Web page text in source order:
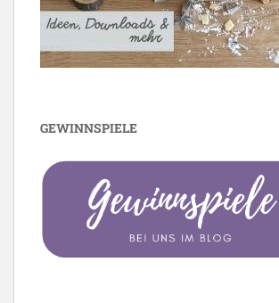
GEWINNSPIELE